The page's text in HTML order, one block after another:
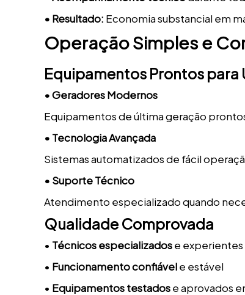
• Resultado: Economia substancial em
Operação Simples e
Equipamentos Prontos para
• Geradores Modernos
Equipamentos de última geração
• Tecnologia Avançada
Sistemas automatizados de fácil
• Suporte Técnico
Atendimento especializado quando
Qualidade Comprovada
• Técnicos especializadose experientes
• Funcionamento confiávele estável
• Equipamentos testadose aprovados